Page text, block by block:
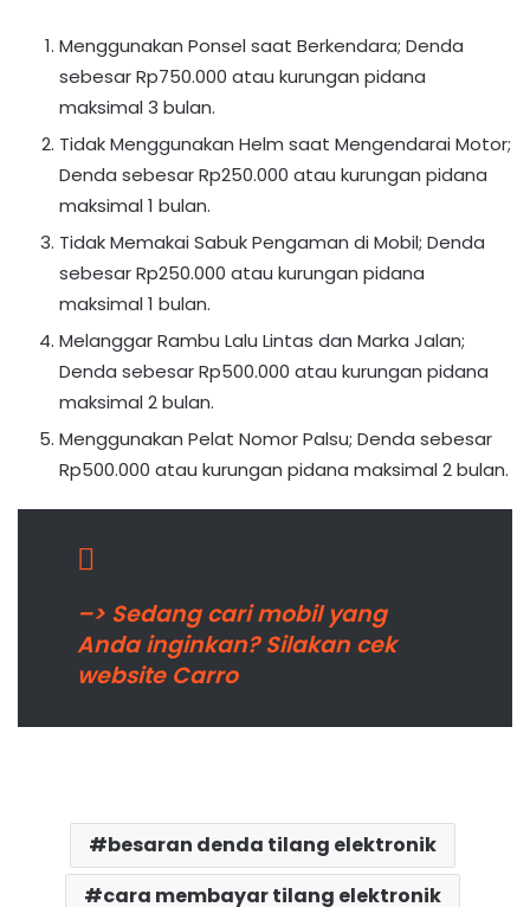
Menggunakan Ponsel saat Berkendara; Denda
sebesar Rp750.000 atau kurungan pidana
maksimal 3 bulan.
Tidak Menggunakan Helm saat Mengendarai Motor;
Denda sebesar Rp250.000 atau kurungan pidana
maksimal 1 bulan.
Tidak Memakai Sabuk Pengaman di Mobil; Denda
sebesar Rp250.000 atau kurungan pidana
maksimal 1 bulan.
Melanggar Rambu Lalu Lintas dan Marka Jalan;
Denda sebesar Rp500.000 atau kurungan pidana
maksimal 2 bulan.
Menggunakan Pelat Nomor Palsu; Denda sebesar
Rp500.000 atau kurungan pidana maksimal 2 bulan.
–> Sedang cari mobil yang
Anda inginkan? Silakan cek
website Carro
besaran denda tilang elektronik
cara membayar tilang elektronik